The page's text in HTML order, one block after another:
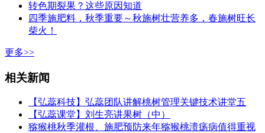
转色期裂果？这些原因知道
四季施肥料，秋季重要～秋施树壮营养多，春施树旺长
柴火！
更多>>
相关新闻
【弘蕊科技】弘蕊团队讲解桃树管理关键技术讲堂五
【弘蕊课堂】刘生亮讲果树（中）
猕猴桃秋季灌根、施肥预防来年猕猴桃溃疡病值得重视